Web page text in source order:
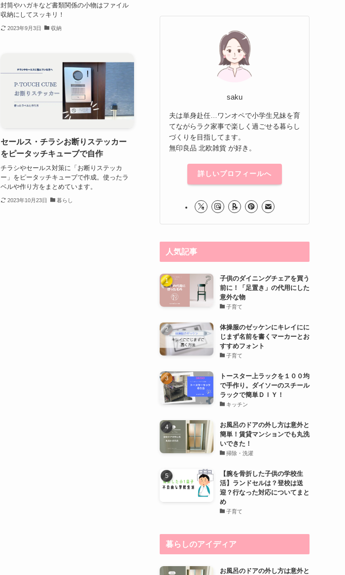
封筒やハガキなど書類関係の小物はファイル
収納にしてスッキリ！
2023年9月3日 収納
セールス・チラシお断りステッカー
をピータッチキューブで自作
チラシやセールス対策に「お断りステッカ
ー」をピータッチキューブで作成。使ったラ
ベルや作り方をまとめています。
2023年10月23日 暮らし
saku
夫は単身赴任…ワンオペで小学生兄妹を育
てながらラク家事で楽しく過ごせる暮らし
づくりを目指してます。
無印良品 北欧雑貨 が好き。
詳しいプロフィールへ
人気記事
子供のダイニングチェアを買う
前に！「足置き」の代用にした
意外な物
子育て
体操服のゼッケンにキレイにに
じまず名前を書くマーカーとお
すすめフォント
子育て
トースター上ラックを１００均
で手作り。ダイソーのスチール
ラックで簡単ＤＩＹ！
キッチン
お風呂のドアの外し方は意外と
簡単！賃貸マンションでも丸洗
いできた！
掃除・洗濯
【腕を骨折した子供の学校生
活】ランドセルは？登校は送
迎？行なった対応についてまと
め
子育て
暮らしのアイディア
お風呂のドアの外し方は意外と